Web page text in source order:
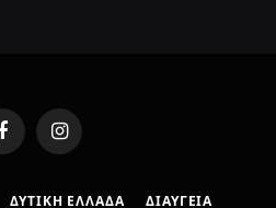
FacebookInstagram
ΔΥΤΙΚΉ ΕΛΛΆΔΑ ΔΙΑΎΓΕΙΑ